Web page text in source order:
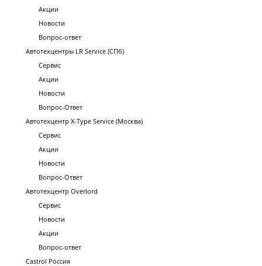
Акции
Новости
Вопрос-ответ
Автотехцентры LR Service (СПб)
Сервис
Акции
Новости
Вопрос-Ответ
Автотехцентр X-Type Service (Москва)
Сервис
Акции
Новости
Вопрос-Ответ
Автотехцентр Overlord
Сервис
Новости
Акции
Вопрос-ответ
Castrol Россия